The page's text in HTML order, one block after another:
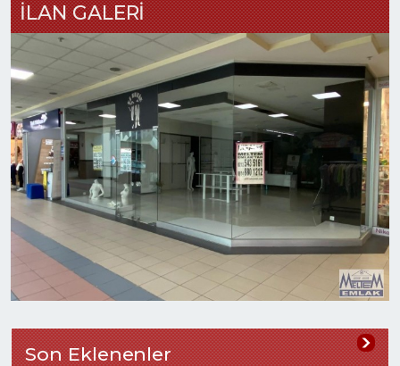
İLAN GALERİ
Son Eklenenler